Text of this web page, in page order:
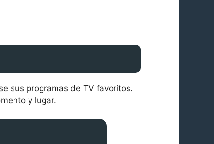
sus programas de TV favoritos.
y lugar.